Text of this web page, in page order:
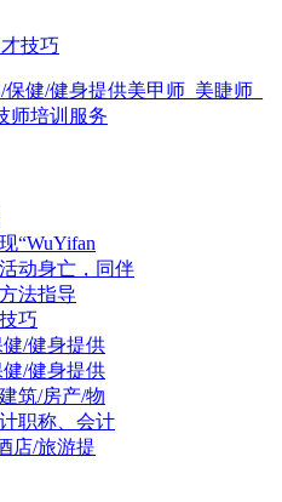
技巧
健/健身提供美甲师_美睫师_
师培训服务
“WuYifan
动身亡，同伴
法指导
巧
/健身提供
/健身提供
筑/房产/物
职称、会计
店/旅游提